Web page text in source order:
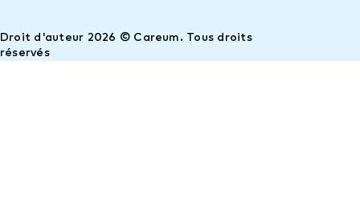
Droit d'auteur 2026 © Careum. Tous droits
réservés